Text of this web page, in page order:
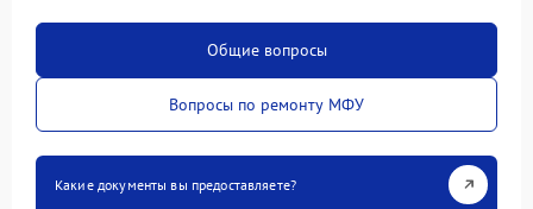
Общие вопросы
Вопросы по ремонту МФУ
Какие документы вы предоставляете?